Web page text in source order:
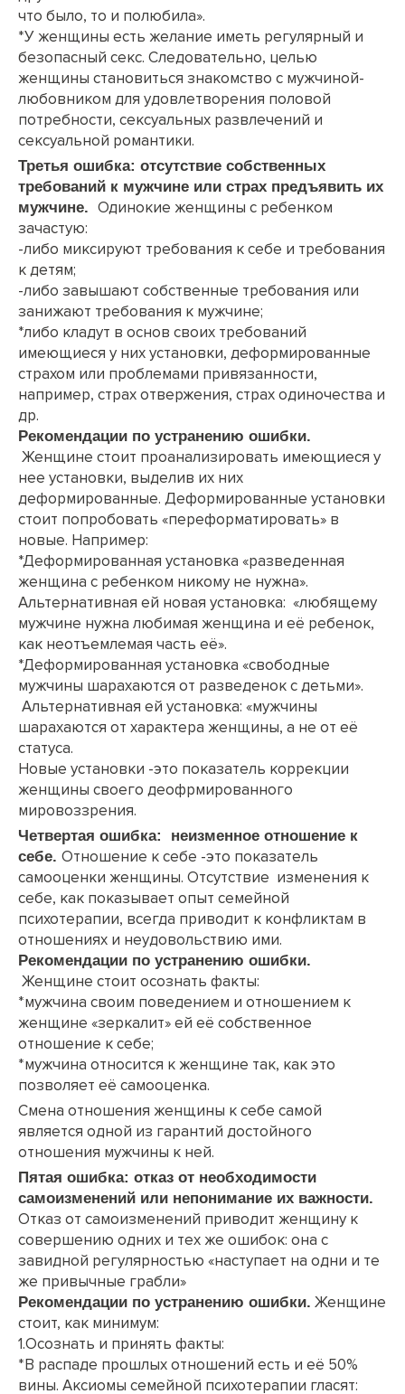
что было, то и полюбила».
*У женщины есть желание иметь регулярный и
безопасный секс. Следовательно, целью
женщины становиться знакомство с мужчиной-
любовником для удовлетворения половой
потребности, сексуальных развлечений и
сексуальной романтики.
Третья ошибка: отсутствие собственных
требований к мужчине или страх предъявить их
мужчине. Одинокие женщины с ребенком
зачастую:
-либо миксируют требования к себе и требования
к детям;
-либо завышают собственные требования или
занижают требования к мужчине;
*либо кладут в основ своих требований
имеющиеся у них установки, деформированные
страхом или проблемами привязанности,
например, страх отвержения, страх одиночества и
др.
Рекомендации по устранению ошибки.
Женщине стоит проанализировать имеющиеся у
нее установки, выделив их них
деформированные. Деформированные установки
стоит попробовать «переформатировать» в
новые. Например:
*Деформированная установка «разведенная
женщина с ребенком никому не нужна».
Альтернативная ей новая установка: «любящему
мужчине нужна любимая женщина и её ребенок,
как неотъемлемая часть её».
*Деформированная установка «свободные
мужчины шарахаются от разведенок с детьми».
Альтернативная ей установка: «мужчины
шарахаются от характера женщины, а не от её
статуса.
Новые установки -это показатель коррекции
женщины своего деофрмированного
мировоззрения.
Четвертая ошибка: неизменное отношение к
себе. Отношение к себе -это показатель
самооценки женщины. Отсутствие изменения к
себе, как показывает опыт семейной
психотерапии, всегда приводит к конфликтам в
отношениях и неудовольствию ими.
Рекомендации по устранению ошибки.
Женщине стоит осознать факты:
*мужчина своим поведением и отношением к
женщине «зеркалит» ей её собственное
отношение к себе;
*мужчина относится к женщине так, как это
позволяет её самооценка.
Смена отношения женщины к себе самой
является одной из гарантий достойного
отношения мужчины к ней.
Пятая ошибка: отказ от необходимости
самоизменений или непонимание их важности.
Отказ от самоизменений приводит женщину к
совершению одних и тех же ошибок: она с
завидной регулярностью «наступает на одни и те
же привычные грабли»
Рекомендации по устранению ошибки. Женщине
стоит, как минимум:
1.Осознать и принять факты:
*В распаде прошлых отношений есть и её 50%
вины. Аксиомы семейной психотерапии гласят: